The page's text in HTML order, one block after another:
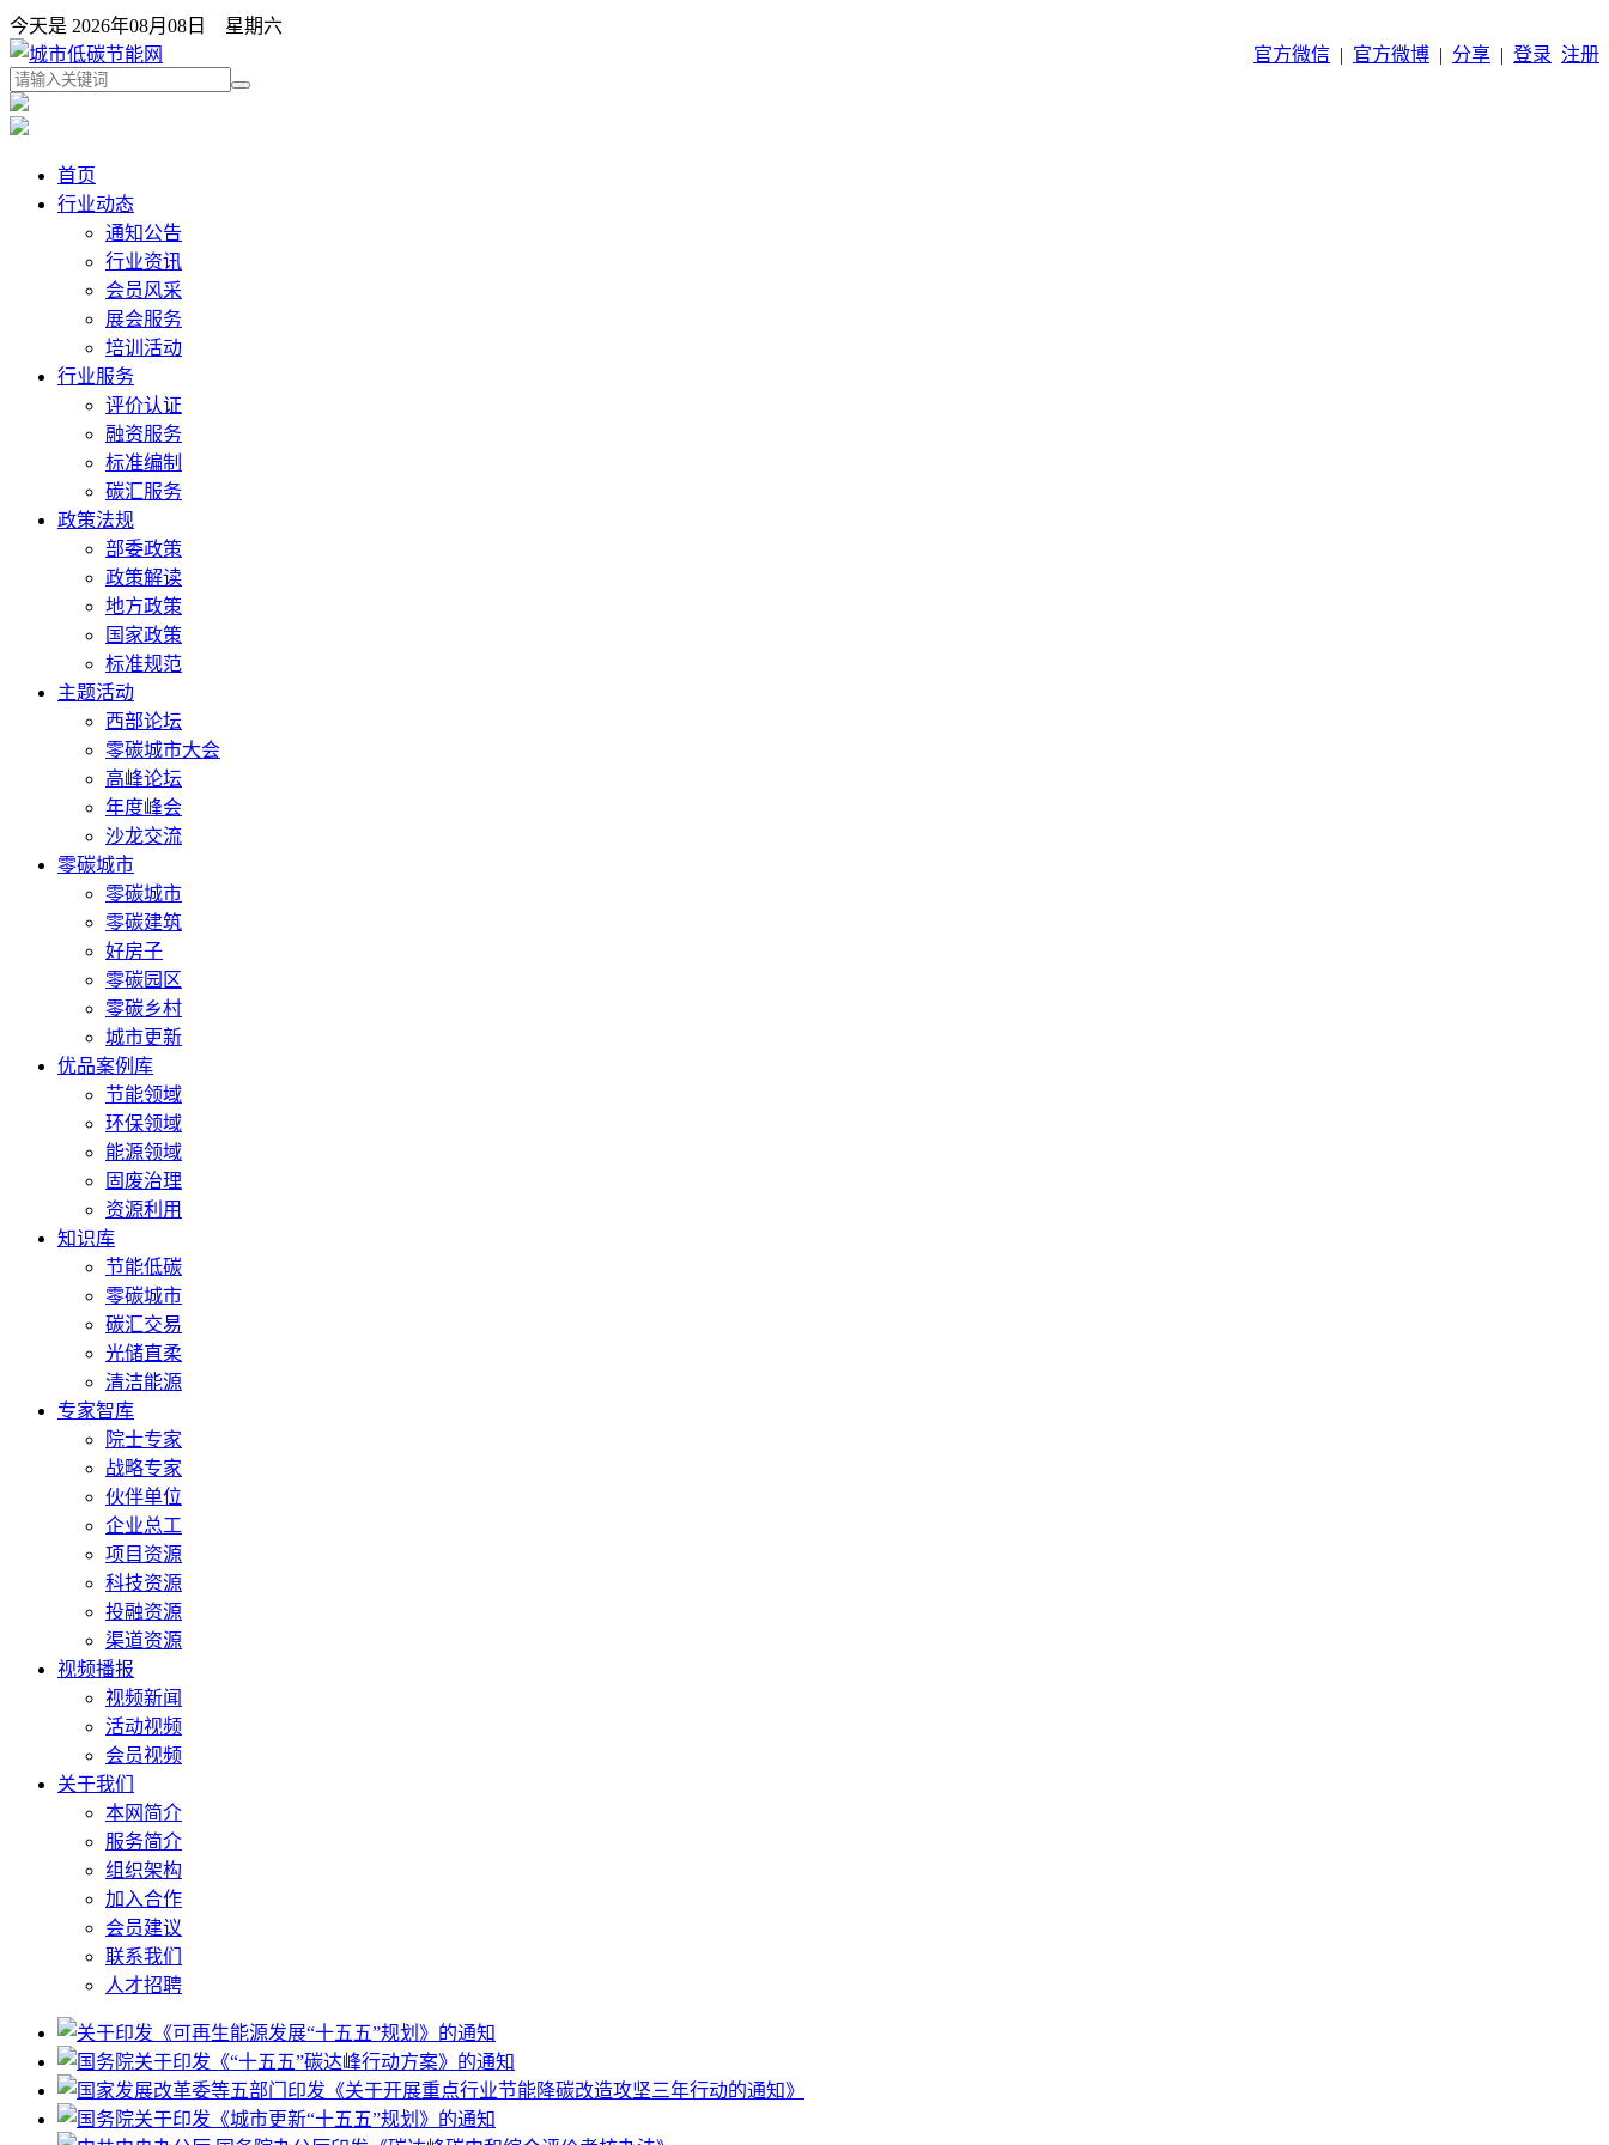
今天是 2026年08月08日 星期六
官方微信 | 官方微博 | 分享 | 登录 注册
首页
行业动态
通知公告
行业资讯
会员风采
展会服务
培训活动
行业服务
评价认证
融资服务
标准编制
碳汇服务
政策法规
部委政策
政策解读
地方政策
国家政策
标准规范
主题活动
西部论坛
零碳城市大会
高峰论坛
年度峰会
沙龙交流
零碳城市
零碳城市
零碳建筑
好房子
零碳园区
零碳乡村
城市更新
优品案例库
节能领域
环保领域
能源领域
固废治理
资源利用
知识库
节能低碳
零碳城市
碳汇交易
光储直柔
清洁能源
专家智库
院士专家
战略专家
伙伴单位
企业总工
项目资源
科技资源
投融资源
渠道资源
视频播报
视频新闻
活动视频
会员视频
关于我们
本网简介
服务简介
组织架构
加入合作
会员建议
联系我们
人才招聘